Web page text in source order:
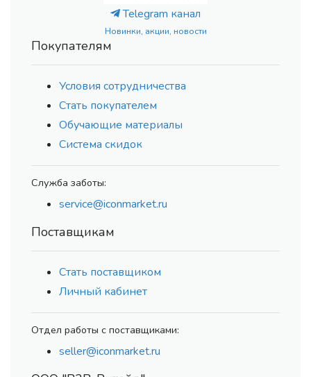
Telegram канал
Новинки, акции, новости
Покупателям
Условия сотрудничества
Стать покупателем
Обучающие материалы
Система скидок
Служба заботы:
service@iconmarket.ru
Поставщикам
Стать поставщиком
Личный кабинет
Отдел работы с поставщиками:
seller@iconmarket.ru